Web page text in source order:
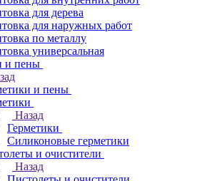
для дерева
для наружных работ
по металлу
универсальная
и пены
и пены
Назад
Герметики
Силиконовые герметики
и очистители
Назад